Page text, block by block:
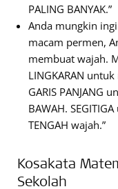
PALING BANYAK.”
Anda mungkin
macam permen,
membuat wajah.
LINGKARAN
GARIS PANJANG
BAWAH.
TENGAH wajah.”
Kosakata
Sekolah